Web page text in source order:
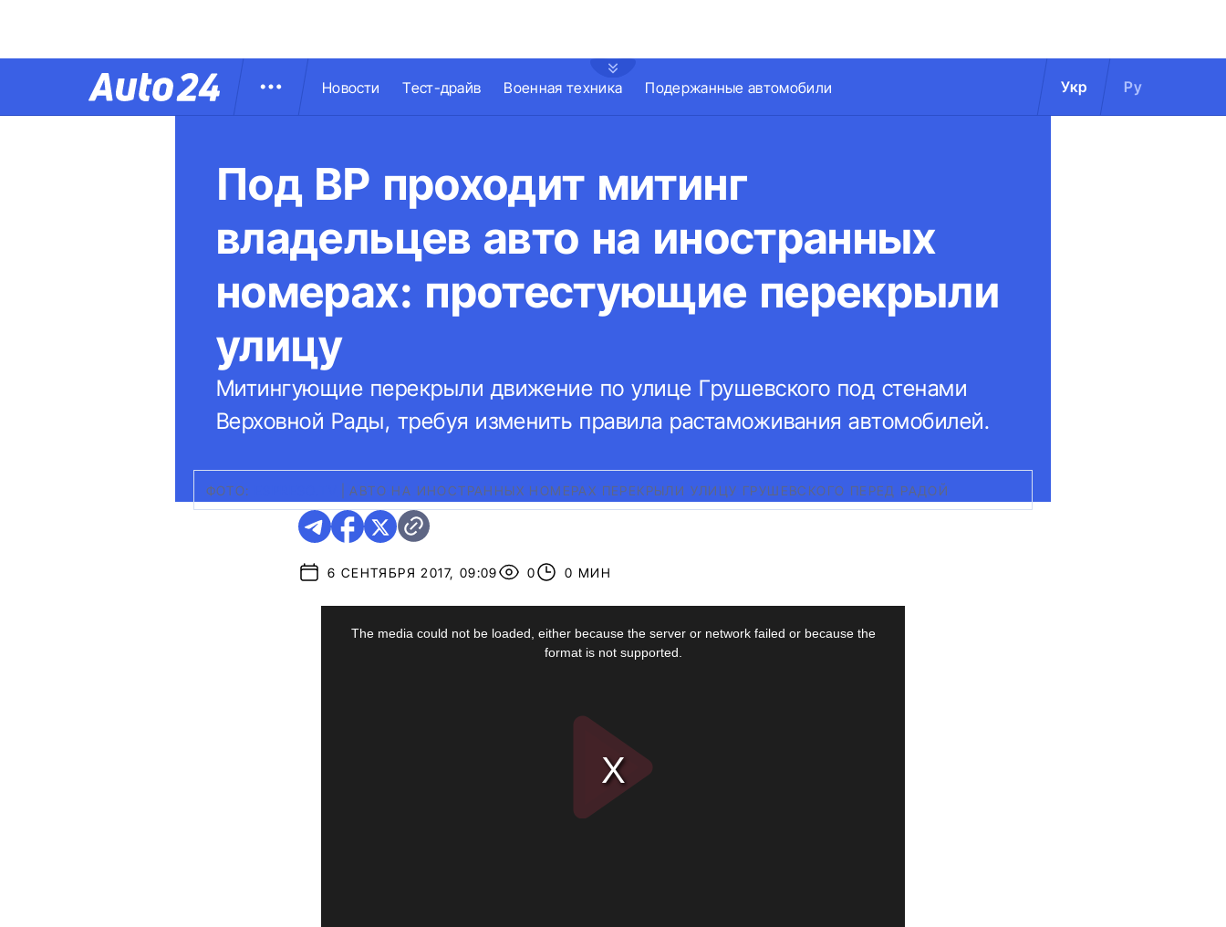
Новости Тест-драйв Военная техника Подержанные автомобили Укр Ру
Под ВР проходит митинг
владельцев авто на иностранных
номерах: протестующие перекрыли
улицу
Митингующие перекрыли движение по улице Грушевского под стенами
Верховной Рады, требуя изменить правила растаможивания автомобилей.
ФОТО: АВТО НА ИНОСТРАННЫХ НОМЕРАХ ПЕРЕКРЫЛИ УЛИЦУ ГРУШЕВСКОГО ПЕРЕД РАДОЙ
6 СЕНТЯБРЯ 2017, 09:09 0 0 МИН